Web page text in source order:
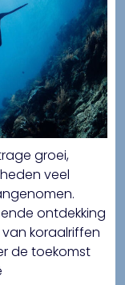
groei,
veel
ontdekking
koraalriffen
de toekomst